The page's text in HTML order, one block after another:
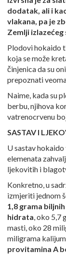
dodatak, ali i
vlakana, pa je
Zemlji
Plodovi hokaido
koja se može
činjenica da su
prepoznati
Naime, kada su
berbu, njihova
vatrenocrvenu
SASTAV I
U sastav
elemenata
ljekovitih i
Konkretno, u
izmjeriti jednom
1,8 grama
hidrata, oko 5,7
masti, oko 28
miligrama
provitamina A